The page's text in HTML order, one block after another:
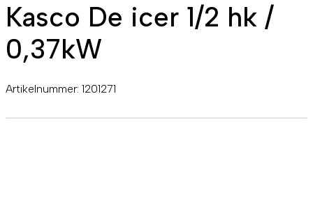
Kasco De icer 1/2 hk /
0,37kW
Artikelnummer: 1201271